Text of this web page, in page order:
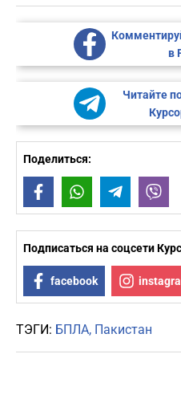
в
Читайте
Поделиться:
FacebookWhatsAppTelegram
Подписаться на соцсети
facebook
ТЭГИ: БПЛА Пакистан